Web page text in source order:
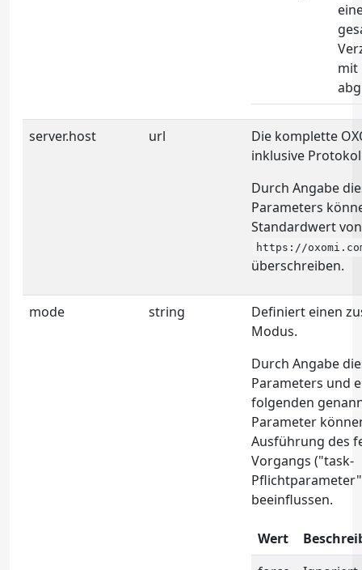
mit
server.host url
Die komplette
inklusive
Durch Angabe
Parameters
Standardwert von
https://
überschreiben.
mode string
Definiert einen
Modus.
Durch Angabe
Parameters und
folgenden
Parameter
Ausführung des
Vorgangs ("task-
beeinflussen.
Wert